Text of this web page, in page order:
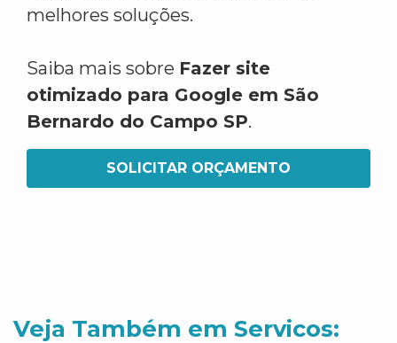
melhores soluções.
Saiba mais sobre Fazer site
otimizado para Google em São
Bernardo do Campo SP.
SOLICITAR ORÇAMENTO
Veja Também em Servicos: